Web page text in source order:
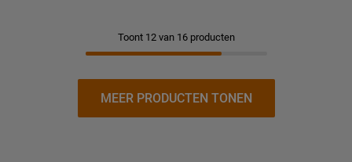
Toont 12 van 16 producten
MEER PRODUCTEN TONEN